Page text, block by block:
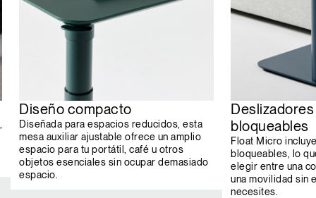
Diseño compacto
Diseñada para espacios reducidos, esta
mesa auxiliar ajustable ofrece un amplio
espacio para tu portátil, café u otros
objetos esenciales sin ocupar demasiado
espacio.
bloqueables
Float Micro
bloqueables, lo
elegir entre una
una movilidad sin
necesites.